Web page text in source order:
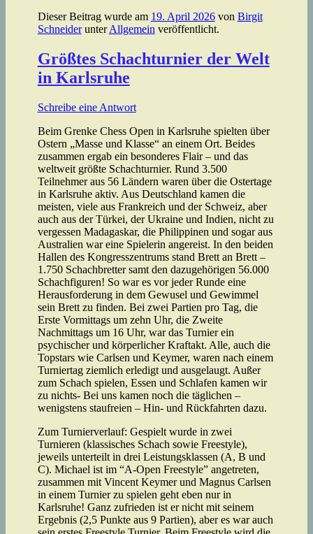
Dieser Beitrag wurde am 19. April 2026von Birgit
SchneiderunterAllgemein veröffentlicht.
Größtes Schachturnier der Welt
in Karlsruhe
Schreibe eine Antwort
Beim Grenke Chess Open in Karlsruhe spielten über
Ostern „Masse und Klasse“ an einem Ort. Beides
zusammen ergab ein besonderes Flair – und das
weltweit größte Schachturnier. Rund 3.500
Teilnehmer aus 56 Ländern waren über die Ostertage
in Karlsruhe aktiv. Aus Deutschland kamen die
meisten, viele aus Frankreich und der Schweiz, aber
auch aus der Türkei, der Ukraine und Indien, nicht zu
vergessen Madagaskar, die Philippinen und sogar aus
Australien war eine Spielerin angereist. In den beiden
Hallen des Kongresszentrums stand Brett an Brett –
1.750 Schachbretter samt den dazugehörigen 56.000
Schachfiguren! So war es vor jeder Runde eine
Herausforderung in dem Gewusel und Gewimmel
sein Brett zu finden. Bei zwei Partien pro Tag, die
Erste Vormittags um zehn Uhr, die Zweite
Nachmittags um 16 Uhr, war das Turnier ein
psychischer und körperlicher Kraftakt. Alle, auch die
Topstars wie Carlsen und Keymer, waren nach einem
Turniertag ziemlich erledigt und ausgelaugt. Außer
zum Schach spielen, Essen und Schlafen kamen wir
zu nichts- Bei uns kamen noch die täglichen –
wenigstens staufreien – Hin- und Rückfahrten dazu.
Zum Turnierverlauf: Gespielt wurde in zwei
Turnieren (klassisches Schach sowie Freestyle),
jeweils unterteilt in drei Leistungsklassen (A, B und
C). Michael ist im “A-Open Freestyle” angetreten,
zusammen mit Vincent Keymer und Magnus Carlsen
in einem Turnier zu spielen geht eben nur in
Karlsruhe! Ganz zufrieden ist er nicht mit seinem
Ergebnis (2,5 Punkte aus 9 Partien), aber es war auch